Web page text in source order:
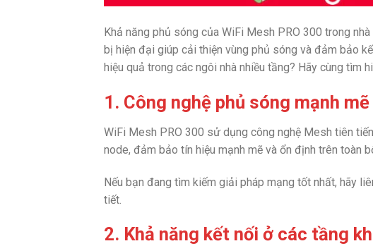
Khả năng phủ sóng của WiFi Mesh PRO 300 trong
bị hiện đại giúp cải thiện vùng phủ sóng và đảm bảo
hiệu quả trong các ngôi nhà nhiều tầng? Hãy cùng tìm
1. Công nghệ phủ sóng mạnh mẽ
WiFi Mesh PRO 300 sử dụng công nghệ Mesh tiên
node, đảm bảo tín hiệu mạnh mẽ và ổn định trên toàn
Nếu bạn đang tìm kiếm giải pháp mạng tốt nhất, hãy
tiết.
2. Khả năng kết nối ở các tầng